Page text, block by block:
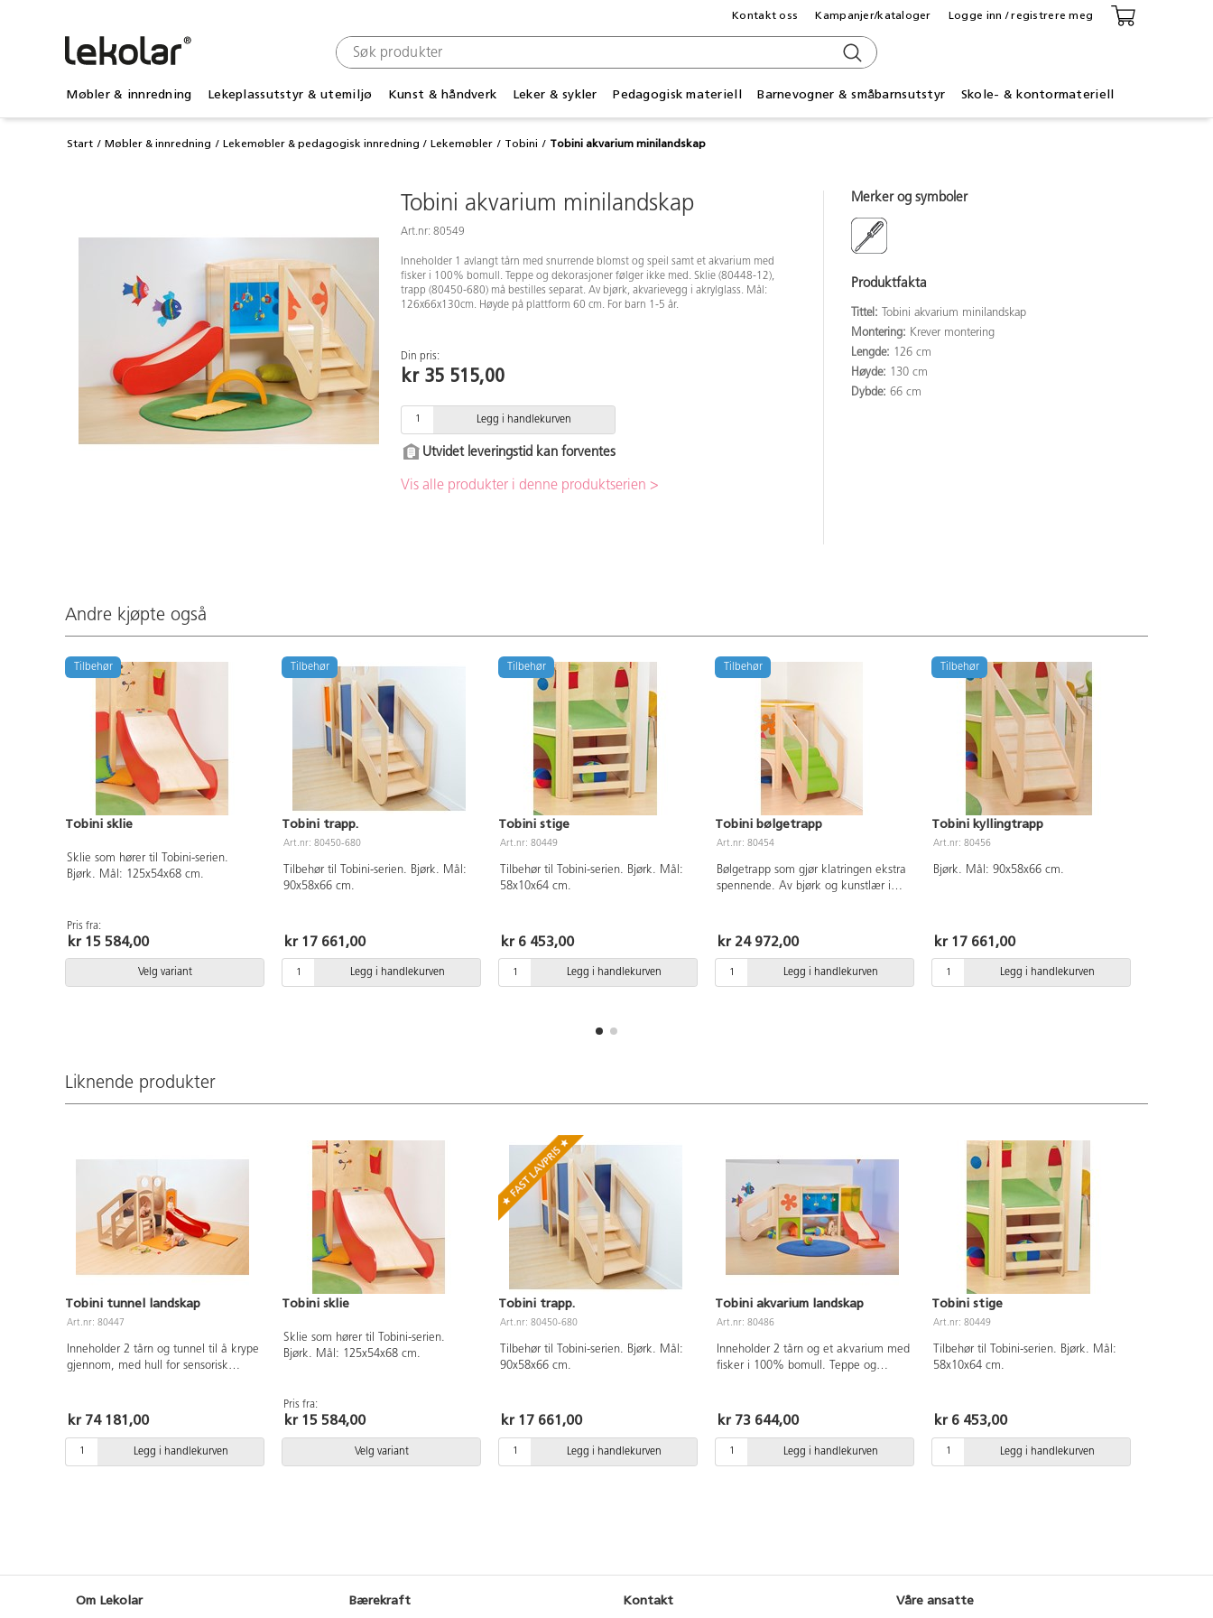
Møbler & innredning Lekeplassutstyr & utemiljø Kunst & håndverk Leker & sykler Pedagogisk materiell Barnevogner & småbarnsutstyr Skole- & kontormateriell
Kontakt oss Kampanjer/kataloger Logge inn / registrere meg
Start Møbler & innredning Lekemøbler & pedagogisk innredning Lekemøbler Tobini Tobini akvarium minilandskap
Tobini akvarium minilandskap
Art.nr: 80549
Inneholder 1 avlangt tårn med snurrende blomst og speil samt et akvarium med
fisker i 100% bomull. Teppe og dekorasjoner følger ikke med. Sklie (80448-12),
trapp (80450-680) må bestilles separat. Av bjørk, akvarievegg i akrylglass. Mål:
126x66x130cm. Høyde på plattform 60 cm. For barn 1-5 år.
Din pris:
kr 35 515,00
Legg i handlekurven
Utvidet leveringstid kan forventes
Vis alle produkter i denne produktserien >
Merker og symboler
Produktfakta
Tittel:
Tobini akvarium minilandskap
Montering: Krever montering
Lengde: 126 cm
Høyde: 130 cm
Dybde:66 cm
Andre kjøpte også
Tilbehør
Tobini sklie
Sklie som hører til Tobini-serien.
Bjørk. Mål: 125x54x68 cm.
Pris fra:
kr 15 584,00
Velg variant
Tilbehør
Tobini trapp.
Art.nr: 80450-680
Tilbehør til Tobini-serien. Bjørk. Mål:
90x58x66 cm.
kr 17 661,00
Legg i handlekurven
Tilbehør
Tobini stige
Art.nr: 80449
Tilbehør til Tobini-serien. Bjørk. Mål:
58x10x64 cm.
kr 6 453,00
Legg i handlekurven
Tilbehør
Tobini bølgetrapp
Art.nr: 80454
Bølgetrapp som gjør klatringen ekstra
spennende. Av bjørk og kunstlær i
kr 24 972,00
Legg i handlekurven
Tilbehør
Tobini kyllingtrapp
Art.nr: 80456
Bjørk. Mål: 90x58x66 cm.
kr 17 661,00
Legg i handlekurven
Liknende produkter
Tobini tunnel landskap
Art.nr: 80447
Inneholder 2 tårn og tunnel til å krype
gjennom, med hull for sensorisk
sklie (80448-12), stige (80449) og
trapp (80450) som heller ikke inngår,
men kan kjøpes i tillegg. Av bjørk.
Mål: 186X66X130 cm. Høyde på
kr 74 181,00
Legg i handlekurven
Tobini sklie
Sklie som hører til Tobini-serien.
Bjørk. Mål: 125x54x68 cm.
Pris fra:
kr 15 584,00
Velg variant
Tobini trapp.
Art.nr: 80450-680
Tilbehør til Tobini-serien. Bjørk. Mål:
90x58x66 cm.
kr 17 661,00
Legg i handlekurven
Tobini akvarium landskap
Art.nr: 80486
Inneholder 2 tårn og et akvarium med
fisker i 100% bomull. Teppe og
må bestilles separat. Av bjørk
kryssfiner, akvarievegg av akrylglass.
Mål: 233x66x130 cm. Høyde på
plattform 60 cm. For barn 1-5 år.
kr 73 644,00
Legg i handlekurven
Tobini stige
Art.nr: 80449
Tilbehør til Tobini-serien. Bjørk. Mål:
58x10x64 cm.
kr 6 453,00
Legg i handlekurven
Om Lekolar Bærekraft Kontakt Våre ansatte